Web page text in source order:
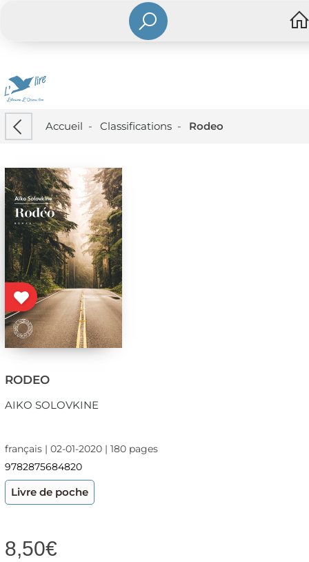
Accueil - Classifications- Rodeo
RODEO
AIKO SOLOVKINE
français | 02-01-2020 | 180 pages
9782875684820
Livre de poche
8,50€